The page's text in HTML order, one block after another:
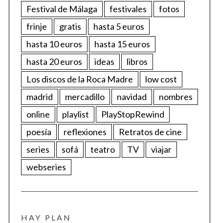
Festival de Málaga
festivales
fotos
frinje
gratis
hasta 5 euros
hasta 10 euros
hasta 15 euros
hasta 20 euros
ideas
libros
Los discos de la Roca Madre
low cost
madrid
mercadillo navidad
nombres
online
playlist
PlayStopRewind
poesía
reflexiones
Retratos de cine
series
sofá teatro TV
viajar
webseries
HAY PLAN